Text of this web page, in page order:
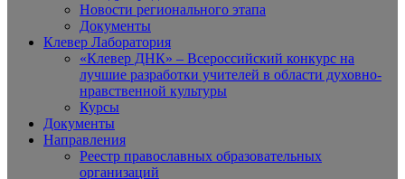
Новости регионального этапа
Документы
Клевер Лаборатория
«Клевер ДНК» – Всероссийский конкурс на
лучшие разработки учителей в области духовно-
нравственной культуры
Курсы
Документы
Направления
Реестр православных образовательных
организаций